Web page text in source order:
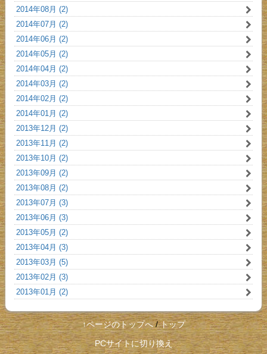
2014年08月 (2)
2014年07月 (2)
2014年06月 (2)
2014年05月 (2)
2014年04月 (2)
2014年03月 (2)
2014年02月 (2)
2014年01月 (2)
2013年12月 (2)
2013年11月 (2)
2013年10月 (2)
2013年09月 (2)
2013年08月 (2)
2013年07月 (3)
2013年06月 (3)
2013年05月 (2)
2013年04月 (3)
2013年03月 (5)
2013年02月 (3)
2013年01月 (2)
↑ページのトップへ/トップ
PCサイトに切り換え